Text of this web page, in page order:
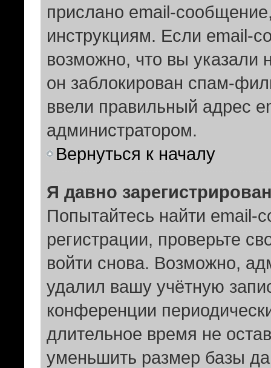
прислано email-
инструкциям. Если email-
возможно, что вы указали
он заблокирован спам-
ввели правильный адрес
администратором.
Вернуться к началу
Я давно
Попытайтесь найти email-
регистрации, проверьте
войти снова. Возможно,
удалил вашу учётную
конференции
длительное время не
уменьшить размер базы